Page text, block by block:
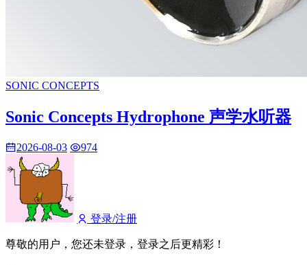
SONIC CONCEPTS
Sonic Concepts Hydrophone 声学水听器
2026-08-03 974
登录/注册
尊敬的用户，您还未登录，登录之后更精彩！